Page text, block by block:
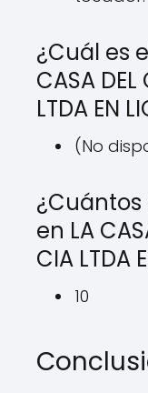
¿Cuál es
CASA DEL
LTDA EN
(No
en LA
CIA LTDA
10